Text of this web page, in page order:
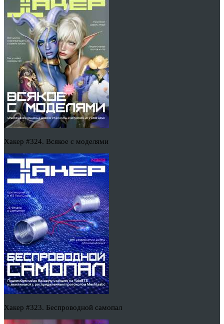
Хакер #324. Всякое с моделями
Хакер #323. Беспроводной самопал